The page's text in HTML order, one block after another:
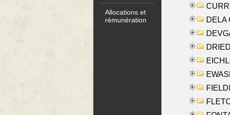
Allocations et
rémunération
DELA